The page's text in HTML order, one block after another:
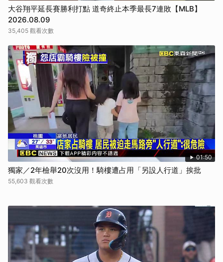
大谷翔平延長賽勝利打點 道奇終止本季最長7連敗【MLB】
2026.08.09
35,405 觀看次數
01:50
獨家／2年檢舉20次沒用！騎樓遭占用「另設人行道」挨批
55,603 觀看次數